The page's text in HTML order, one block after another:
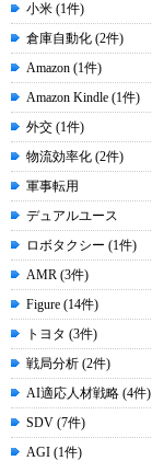
小米 (1件)
倉庫自動化 (2件)
Amazon (1件)
Amazon Kindle (1件)
外交 (1件)
物流効率化 (2件)
軍事転用
デュアルユース
ロボタクシー (1件)
AMR (3件)
Figure (14件)
トヨタ (3件)
戦局分析 (2件)
AI適応人材戦略 (4件)
SDV (7件)
AGI (1件)